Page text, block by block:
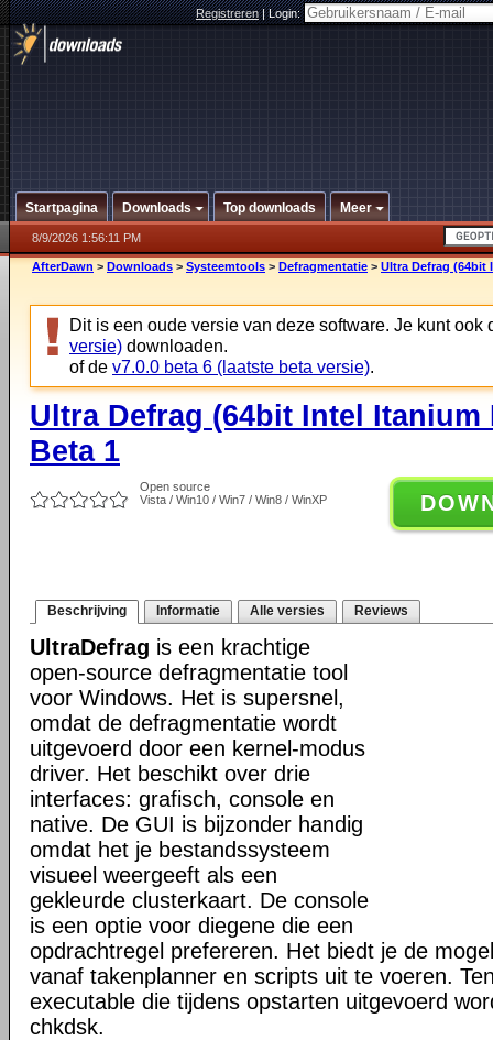
Registreren|Login:
Startpagina Downloads Top downloads Meer
8/9/2026 1:56:11 PM
AfterDawn > Downloads > Systeemtools > Defragmentatie > Ultra Defrag (64bit
Dit is een oude versie van deze software. Je kunt ook
versie) downloaden.
of de v7.0.0 beta 6 (laatste beta versie).
Ultra Defrag (64bit Intel Itanium
Beta 1
Open source
Vista / Win10 / Win7 / Win8 / WinXP
Beschrijving Informatie Alle versies Reviews
UltraDefrag is een krachtige
open-source defragmentatie tool
voor Windows. Het is supersnel,
omdat de defragmentatie wordt
uitgevoerd door een kernel-modus
driver. Het beschikt over drie
interfaces: grafisch, console en
native. De GUI is bijzonder handig
omdat het je bestandssysteem
visueel weergeeft als een
gekleurde clusterkaart. De console
is een optie voor diegene die een
opdrachtregel prefereren. Het biedt je de
vanaf takenplanner en scripts uit te voeren.
executable die tijdens opstarten uitgevoerd
chkdsk.